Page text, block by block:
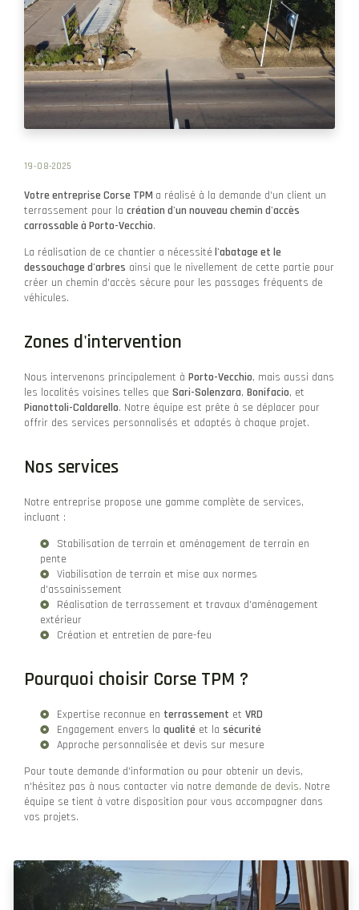
19-08-2025
Votre entreprise Corse TPM a réalisé à la demande d'un client un
terrassement pour la création d'un nouveau chemin d'accès
carrossable à Porto-Vecchio.
La réalisation de ce chantier a nécessité l'abatage et le
dessouchage d'arbres ainsi que le nivellement de cette partie pour
créer un chemin d'accès sécure pour les passages fréquents de
véhicules.
Zones d'intervention
Nous intervenons principalement à Porto-Vecchio, mais aussi dans
les localités voisines telles que Sari-Solenzara, Bonifacio, et
Pianottoli-Caldarello. Notre équipe est prête à se déplacer pour
offrir des services personnalisés et adaptés à chaque projet.
Nos services
Notre entreprise propose une gamme complète de services,
incluant :
Stabilisation de terrain et aménagement de terrain en
pente
Viabilisation de terrain et mise aux normes
d'assainissement
Réalisation de terrassement et travaux d'aménagement
extérieur
Création et entretien de pare-feu
Pourquoi choisir Corse TPM ?
Expertise reconnue en terrassement et VRD
Engagement envers la qualité et la sécurité
Approche personnalisée et devis sur mesure
Pour toute demande d'information ou pour obtenir un devis,
n'hésitez pas à nous contacter via notre demande de devis. Notre
équipe se tient à votre disposition pour vous accompagner dans
vos projets.